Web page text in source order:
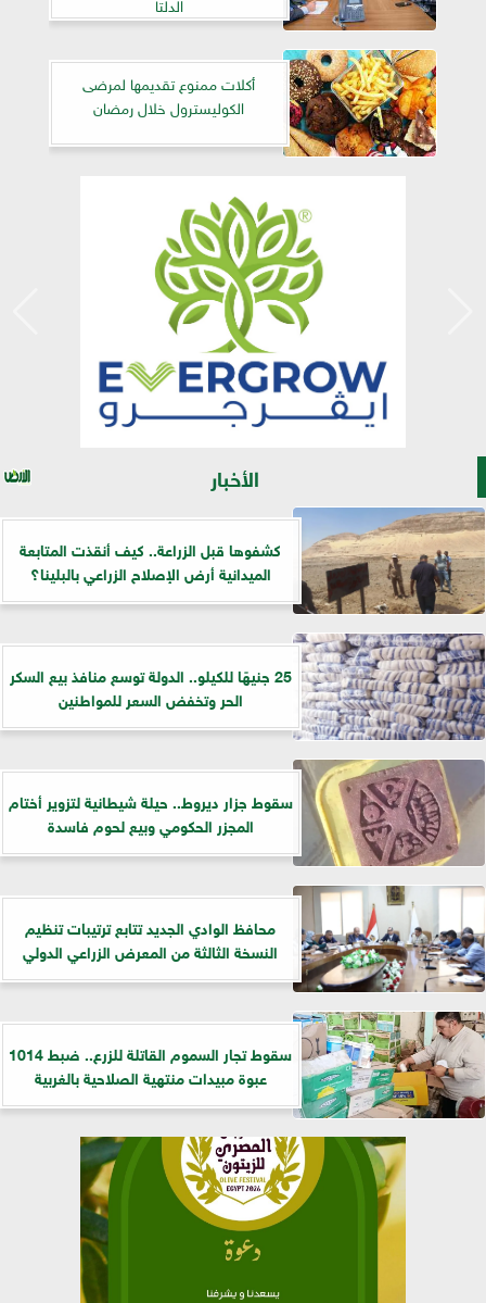
أكلات ممنوع تقديمها لمرضى
الكوليسترول خلال رمضان
الأخبار
كشفوها قبل الزراعة.. كيف أنقذت المتابعة
الميدانية أرض الإصلاح الزراعي بالبلينا؟
25 جنيهًا للكيلو.. الدولة توسع منافذ بيع السكر
الحر وتخفض السعر للمواطنين
سقوط جزار ديروط.. حيلة شيطانية لتزوير أختام
المجزر الحكومي وبيع لحوم فاسدة
​محافظ الوادي الجديد تتابع ترتيبات تنظيم
النسخة الثالثة من المعرض الزراعي الدولي
سقوط تجار السموم القاتلة للزرع.. ضبط 1014
عبوة مبيدات منتهية الصلاحية بالغربية